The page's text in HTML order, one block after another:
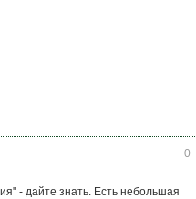
0
- дайте знать. Есть небольшая